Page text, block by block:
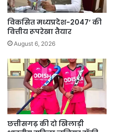
विकसित मध्यप्रदेश-2047’ की
वित्तीय रूपरेखा तैयार
August 6, 2026
छत्तीसगढ़ की दो खिलाड़ी